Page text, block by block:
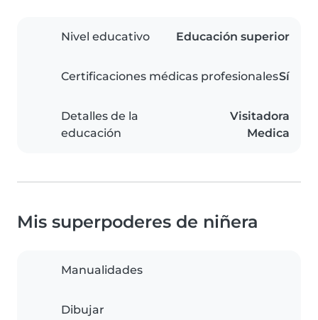
Nivel educativo Educación superior
Certificaciones médicas profesionalesSí
Detalles de la
educación
Visitadora
Medica
Mis superpoderes de niñera
Manualidades
Dibujar